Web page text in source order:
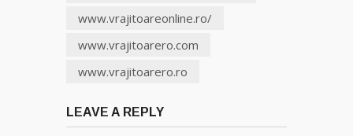
www.vrajitoareonline.ro/
www.vrajitoarero.com
www.vrajitoarero.ro
LEAVE A REPLY